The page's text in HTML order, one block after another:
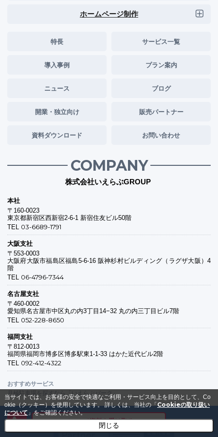
メールで資料を受け取る
ホームページ制作
特長 サービス一覧
導入事例 プラン案内
ニュース ブログ
開業・独立向け 販売パートナー
資料ダウンロード お問い合わせ
COMPANY
株式会社いえらぶGROUP
本社
〒160-0023
東京都新宿区西新宿2-6-1 新宿住友ビル50階
TEL 03-6689-1791
大阪支社
〒553-0003
大阪府大阪市福島区福島5-6-16 阪神杉村ビルディング（ラグザ大阪）4
階
TEL 06-4796-7344
名古屋支社
〒460-0002
愛知県名古屋市中区丸の内3丁目14−32 丸の内三丁目ビル7階
TEL 052-228-8650
福岡支社
〒812-0013
福岡県福岡市博多区博多駅東1-1-33 はかた近代ビル2階
TEL 092-412-4322
おすすめサービス
月極駐車場を探すなら「いえらぶパーク」
当サイトでは、お客様の安全で快適なご利用・サービス向上を目的として、Co
okie（クッキー）を使用しています。詳しくは、当社の「Cookieの取り扱い
について 」をご確認ください。
閉じる